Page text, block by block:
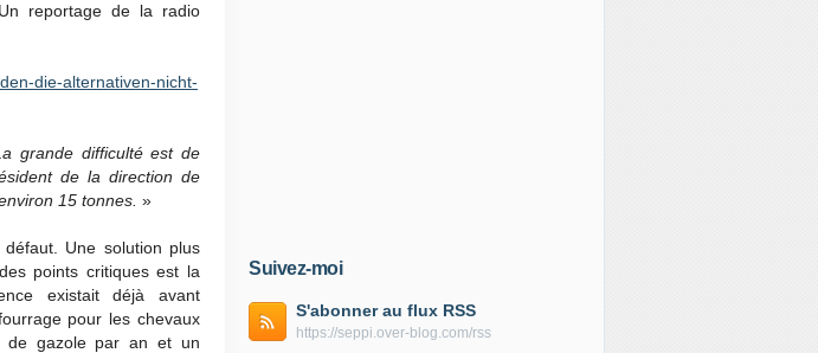
reportage de la radio
die-alternativen-nicht-
grande difficulté est de
de la direction de
15 tonnes. »
Une solution plus
points critiques est la
existait déjà avant
pour les chevaux
de gazole par an et un
Suivez-moi
S'abonner au flux RSS
https://seppi.over-blog.com/rss